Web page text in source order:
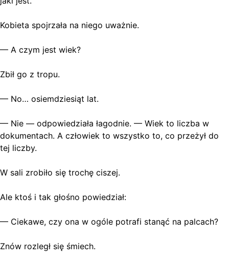
Kobieta spojrzała na niego uważnie.
— A czym jest wiek?
Zbił go z tropu.
— No… osiemdziesiąt lat.
— Nie — odpowiedziała łagodnie. — Wiek to liczba w
dokumentach. A człowiek to wszystko to, co przeżył do
tej liczby.
W sali zrobiło się trochę ciszej.
Ale ktoś i tak głośno powiedział:
— Ciekawe, czy ona w ogóle potrafi stanąć na palcach?
Znów rozległ się śmiech.